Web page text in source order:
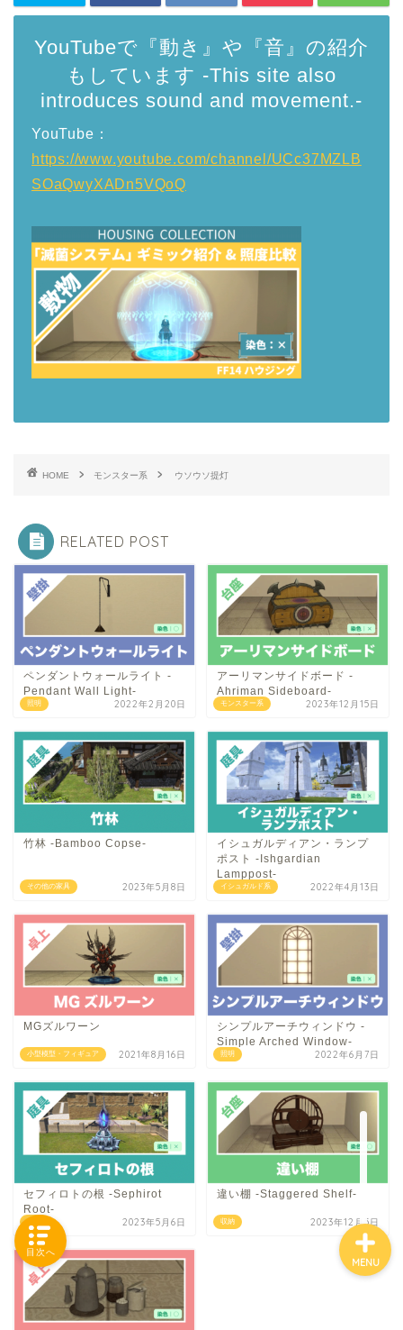
YouTubeで『動き』や『音』の紹介
もしています -This site also
introduces sound and movement.-
YouTube：
https://www.youtube.com/channel/UCc37MZLB
SOaQwyXADn5VQoQ
HOME モンスター系 ウソウソ提灯
RELATED POST
照明
ペンダントウォールライト -
Pendant Wall Light-
2022年2月20日 モンスター系
アーリマンサイドボード -
Ahriman Sideboard-
2023年12月15日
その他の家具
竹林 -Bamboo Copse-
2023年5月8日 イシュガルド系
イシュガルディアン・ランプ
ポスト -Ishgardian
Lamppost-
2022年4月13日
小型模型・フィギュア
MGズルワーン
2021年8月16日 照明
シンプルアーチウィンドウ -
Simple Arched Window-
2022年6月7日
セフィロトの根 -Sephirot
Root-
2023年5月6日 収納
違い棚 -Staggered Shelf-
2023年12月5日
MENU
「カテゴリー」の一覧 -
Category List-
は
ご要望はコチラから
目次へ